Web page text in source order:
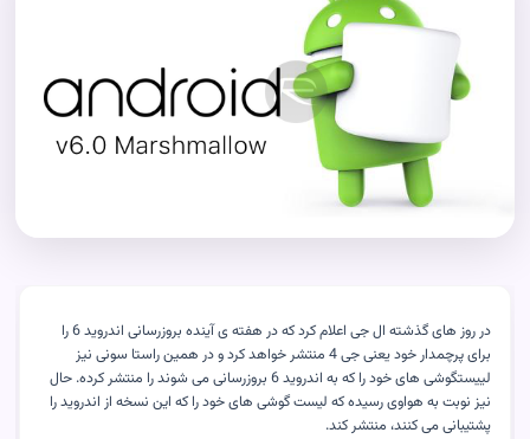
در روز های گذشته ال جی اعلام کرد که در هفته ی آینده بروزرسانی اندروید 6 را
برای پرچمدار خود یعنی جی 4 منتشر خواهد کرد و در همین راستا سونی نیز
لییستگوشی های خود را که به اندروید 6 بروزرسانی می شوند را منتشر کرده. حال
نیز نوبت به هواوی رسیده که لیست گوشی های خود را که این نسخه از اندروید را
پشتیبانی می کنند، منتشر کند.